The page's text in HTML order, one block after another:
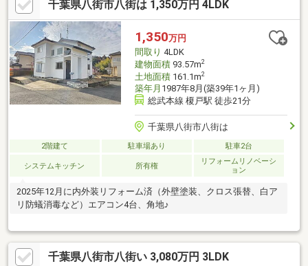
千葉県八街市八街は 1,350万円 4LDK
1,350万円
間取り 4LDK
建物面積93.57m2
土地面積161.1m2
築年月 1987年8月(築39年1ヶ月)
総武本線 榎戸駅 徒歩21分
千葉県八街市八街は
2階建て 駐車場あり 駐車2台
システムキッチン 所有権
リフォームリノベーシ
ョン
2025年12月に内外装リフォーム済（外壁塗装、クロス張替、白ア
リ防蟻消毒など）エアコン4台、角地♪
千葉県八街市八街い 3,080万円 3LDK